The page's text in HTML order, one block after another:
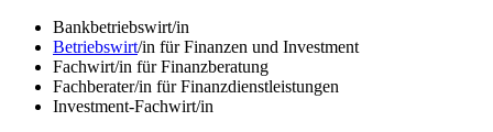
Bankbetriebswirt/in
Betriebswirt/in für Finanzen und Investment
Fachwirt/in für Finanzberatung
Fachberater/in für Finanzdienstleistungen
Investment-Fachwirt/in